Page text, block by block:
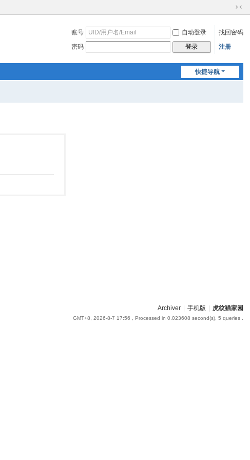
切
到
账号 自动登录
找回密码
密码
登录 注册
快捷导航
Archiver 手机版 虎纹猫家园
GMT+8, 2026-8-7 17:56 , Processed in 0.023608 second(s), 5 queries .